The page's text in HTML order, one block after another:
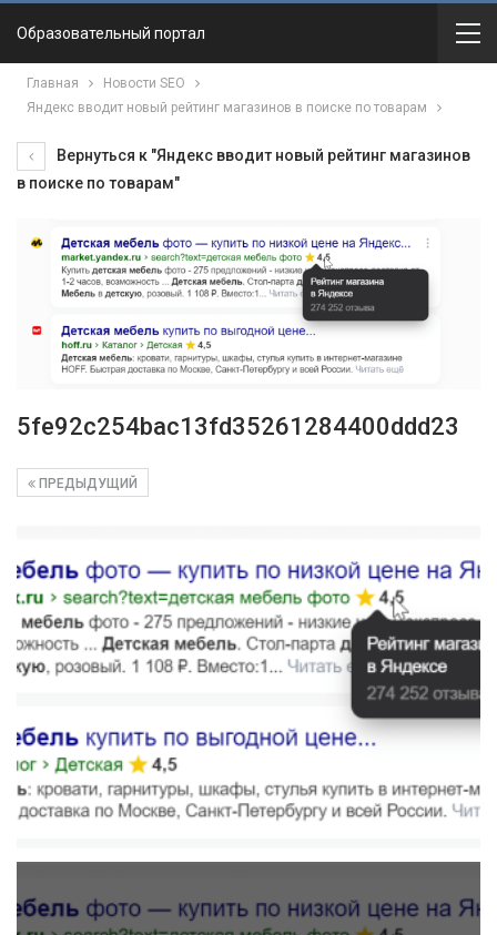
Образовательный портал
Главная
Новости SEO
Яндекс вводит новый рейтинг магазинов в поиске по товарам
Вернуться к "Яндекс вводит новый рейтинг магазинов
в поиске по товарам"
5fe92c254bac13fd35261284400ddd23
ПРЕДЫДУЩИЙ